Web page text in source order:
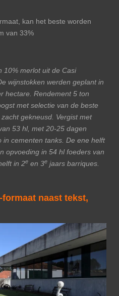
kan het beste worden
van 33%
10% merlot uit de Casi
wijnstokken werden geplant in
hectare. Rendement 5 ton
met selectie van de beste
gekneusd. Vergist met
53 hl, met 20-25 dagen
in cementen tanks. De ene helft
opvoeding in 54 hl foeders van
in 2e en 3e jaars barriques.
naast tekst,